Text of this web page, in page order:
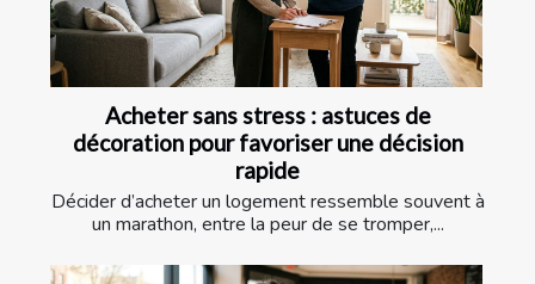
Acheter sans stress : astuces de
décoration pour favoriser une décision
rapide
Décider d’acheter un logement ressemble souvent à
un marathon, entre la peur de se tromper,...